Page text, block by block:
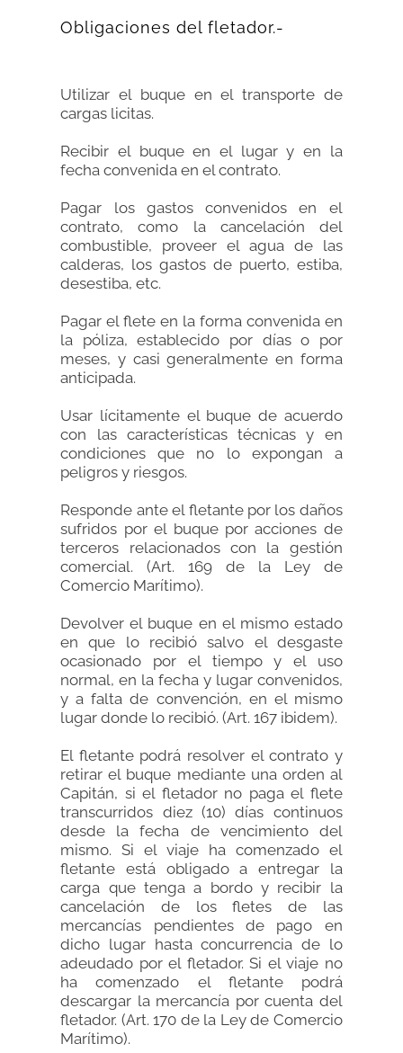
Obligaciones del fletador.-
Utilizar el buque en el transporte de
cargas licitas.
Recibir el buque en el lugar y en la
fecha convenida en el contrato.
Pagar los gastos convenidos en el
contrato, como la cancelación del
combustible, proveer el agua de las
calderas, los gastos de puerto, estiba,
desestiba, etc.
Pagar el flete en la forma convenida en
la póliza, establecido por días o por
meses, y casi generalmente en forma
anticipada.
Usar lícitamente el buque de acuerdo
con las características técnicas y en
condiciones que no lo expongan a
peligros y riesgos.
Responde ante el fletante por los daños
sufridos por el buque por acciones de
terceros relacionados con la gestión
comercial. (Art. 169 de la Ley de
Comercio Marítimo).
Devolver el buque en el mismo estado
en que lo recibió salvo el desgaste
ocasionado por el tiempo y el uso
normal, en la fecha y lugar convenidos,
y a falta de convención, en el mismo
lugar donde lo recibió. (Art. 167 ibidem).
El fletante podrá resolver el contrato y
retirar el buque mediante una orden al
Capitán, si el fletador no paga el flete
transcurridos diez (10) días continuos
desde la fecha de vencimiento del
mismo. Si el viaje ha comenzado el
fletante está obligado a entregar la
carga que tenga a bordo y recibir la
cancelación de los fletes de las
mercancías pendientes de pago en
dicho lugar hasta concurrencia de lo
adeudado por el fletador. Si el viaje no
ha comenzado el fletante podrá
descargar la mercancía por cuenta del
fletador. (Art. 170 de la Ley de Comercio
Marítimo).